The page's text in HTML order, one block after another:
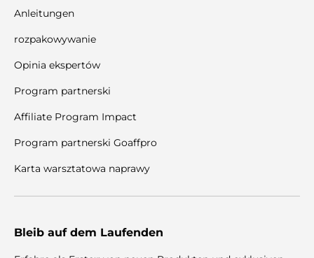
Anleitungen
rozpakowywanie
Opinia ekspertów
Program partnerski
Affiliate Program Impact
Program partnerski Goaffpro
Karta warsztatowa naprawy
Bleib auf dem Laufenden